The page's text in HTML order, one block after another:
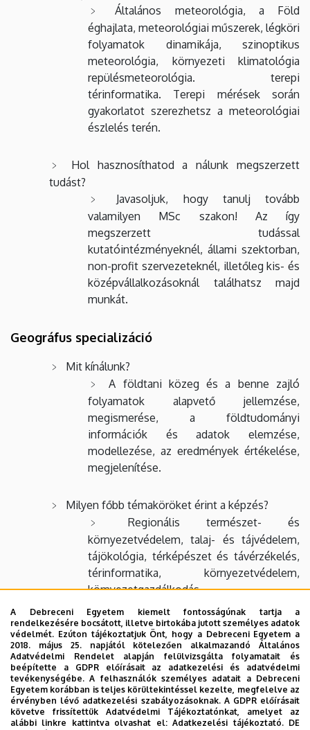
Általános meteorológia, a Föld
éghajlata, meteorológiai műszerek, légköri
folyamatok dinamikája, szinoptikus
meteorológia, környezeti klimatológia
repülésmeteorológia. terepi
térinformatika. Terepi mérések során
gyakorlatot szerezhetsz a meteorológiai
észlelés terén.
Hol hasznosíthatod a nálunk megszerzett
tudást?
Javasoljuk, hogy tanulj tovább
valamilyen MSc szakon! Az így
megszerzett tudással
kutatóintézményeknél, állami szektorban,
non-profit szervezeteknél, illetőleg kis- és
középvállalkozásoknál találhatsz majd
munkát.
Geográfus specializáció
Mit kínálunk?
A földtani közeg és a benne zajló
folyamatok alapvető jellemzése,
megismerése, a földtudományi
információk és adatok elemzése,
modellezése, az eredmények értékelése,
megjelenítése.
Milyen főbb témaköröket érint a képzés?
Regionális természet- és
környezetvédelem, talaj- és tájvédelem,
tájökológia, térképészet és távérzékelés,
térinformatika, környezetvédelem,
környezetgazdálkodás
Hol hasznosíthatod a nálunk megszerzett
tudást?
Államigazgatási szervek környezet- és
tájvédelmi feladatait ellátó részlegeinél,
természet- és környezetvédelmi
szervezeteknél, környezetvédelmi
A Debreceni Egyetem kiemelt fontosságúnak tartja a
rendelkezésére bocsátott, illetve birtokába jutott személyes adatok
védelmét. Ezúton tájékoztatjuk Önt, hogy a Debreceni Egyetem a
2018. május 25. napjától kötelezően alkalmazandó Általános
Adatvédelmi Rendelet alapján felülvizsgálta folyamatait és
beépítette a GDPR előírásait az adatkezelési és adatvédelmi
tevékenységébe. A felhasználók személyes adatait a Debreceni
Egyetem korábban is teljes körültekintéssel kezelte, megfelelve az
érvényben lévő adatkezelési szabályozásoknak. A GDPR előírásait
követve frissítettük Adatvédelmi Tájékoztatónkat, amelyet az
alábbi linkre kattintva olvashat el:Adatkezelési tájékoztató. DE